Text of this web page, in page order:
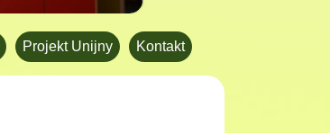
Projekt Unijny Kontakt